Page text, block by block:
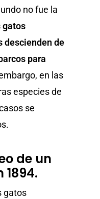
no fue la
gatos
descienden de
para
en las
especies de
se
de un
gatos